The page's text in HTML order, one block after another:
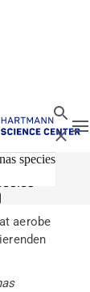
Suche
species
aerobe